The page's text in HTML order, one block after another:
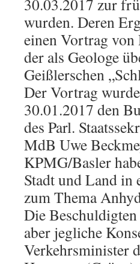
30.03.2017 zur
wurden. Deren
einen Vortrag
der als Geologe
Geißlerschen
Der Vortrag
30.01.2017 den
des Parl.
MdB Uwe
KPMG/Basler
Stadt und Land in
zum Thema
Die
aber jegliche
Verkehrsminister